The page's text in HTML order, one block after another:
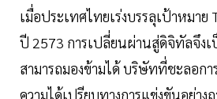
เมื่อประเทศไทยเร่งบรรลุเป้าหมาย
ปี 2573 การเปลี่ยนผ่านสู่ดิจิทัลจึงเ
สามารถมองข้ามได้ บริษัทที่ชะลอกา
ความได้เปรียบทางการแข่งขันอย่าง